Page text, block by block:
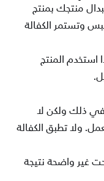
منتجك بمنتج
وتستمر الكفالة
استخدم المنتج
.
فيذلكولكن لا
ولا تطبق الكفالة
غير واضحة نتيجة